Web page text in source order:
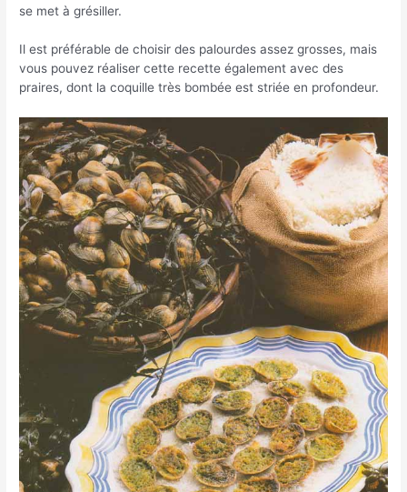
se met à grésiller.
Il est préférable de choisir des palourdes assez grosses, mais
vous pouvez réaliser cette recette également avec des
praires, dont la coquille très bombée est striée en profondeur.